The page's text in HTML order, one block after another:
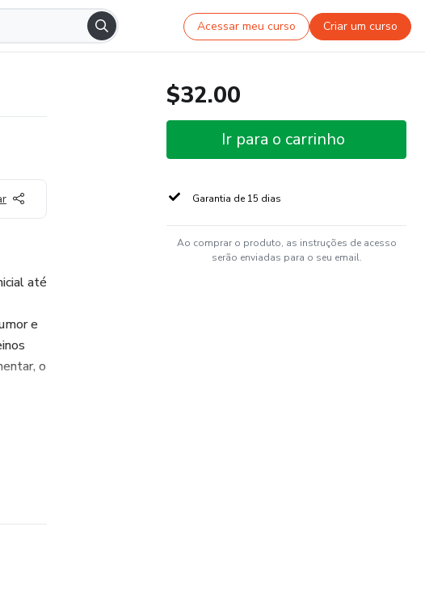
Acessar meu curso Criar um curso
até
e
o
$32.00
Ir para o carrinho
Garantia de 15 dias
Ao comprar o produto, as instruções de acesso
serão enviadas para o seu email.